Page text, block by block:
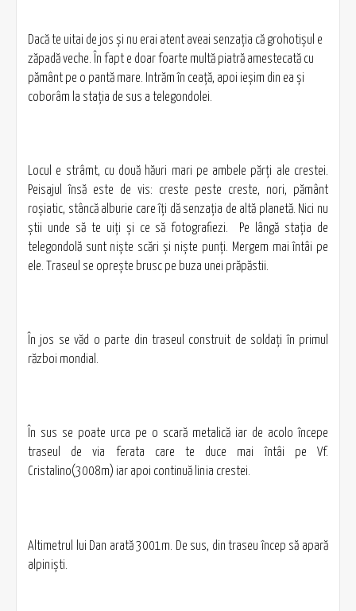
Dacă te uitai de jos şi nu erai atent aveai senzaţia că grohotişul e
zăpadă veche. În fapt e doar foarte multă piatră amestecată cu
pământ pe o pantă mare. Intrăm în ceaţă, apoi ieşim din ea şi
coborâm la staţia de sus a telegondolei.
Locul e strâmt, cu două hăuri mari pe ambele părţi ale crestei.
Peisajul însă este de vis: creste peste creste, nori, pământ
roşiatic, stâncă alburie care îţi dă senzaţia de altă planetă. Nici nu
ştii unde să te uiţi şi ce să fotografiezi. Pe lângă staţia de
telegondolă sunt nişte scări şi nişte punţi. Mergem mai întâi pe
ele. Traseul se opreşte brusc pe buza unei prăpăstii.
În jos se văd o parte din traseul construit de soldaţi în primul
război mondial.
În sus se poate urca pe o scară metalică iar de acolo începe
traseul de via ferata care te duce mai întâi pe Vf.
Cristalino(3008m) iar apoi continuă linia crestei.
Altimetrul lui Dan arată 3001m. De sus, din traseu încep să apară
alpinişti.